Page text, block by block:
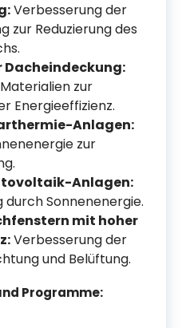
Verbesserung der
zur Reduzierung des
Dacheindeckung:
zur
Energieeffizienz.
Anlagen:
zur
Anlagen:
Sonnenenergie.
mit hoher
Verbesserung der
und Belüftung.
Programme: